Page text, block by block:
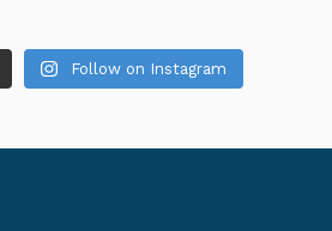
Follow on Instagram